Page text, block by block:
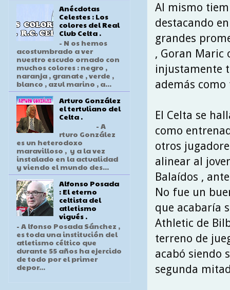
Al mismo
destacando
grandes
, Goran Maric
injustamente
además
El Celta se
como
otros
alinear al
Balaídos ,
No fue un
que acabaría
Athletic de
terreno de
acabó siendo
segunda
Anécdotas
Celestes : Los
colores del Real
Club Celta .
- N os hemos
acostumbrado a ver
nuestro escudo ornado con
muchos colores : negro ,
naranja , granate , verde ,
blanco , azul marino , a...
Arturo González
el tertuliano del
Celta .
- A
rturo González
es un heterodoxo
maravilloso , y a la vez
instalado en la actualidad
y viendo el mundo des...
Alfonso Posada
: El eterno
celtista del
atletismo
vigués .
- A lfonso Posada Sánchez ,
es toda una institución del
atletismo céltico que
durante 55 años ha ejercido
de todo por el primer
depor...